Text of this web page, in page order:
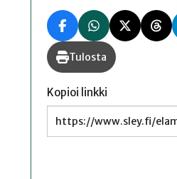
Tulosta
Kopioi linkki